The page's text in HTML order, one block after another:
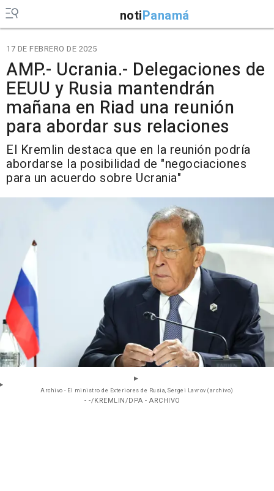
notiPanamá
17 DE FEBRERO DE 2025
AMP.- Ucrania.- Delegaciones de
EEUU y Rusia mantendrán
mañana en Riad una reunión
para abordar sus relaciones
El Kremlin destaca que en la reunión podría
abordarse la posibilidad de "negociaciones
para un acuerdo sobre Ucrania"
Archivo - El ministro de Exteriores de Rusia, Sergei Lavrov (archivo)
- -/KREMLIN/DPA - ARCHIVO